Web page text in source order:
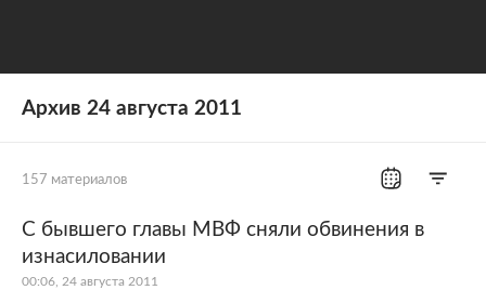
Архив 24 августа 2011
157 материалов
Все рубрики Россия
Мир
С бывшего главы МВФ сняли обвинения в
изнасиловании
00:06, 24 августа 2011